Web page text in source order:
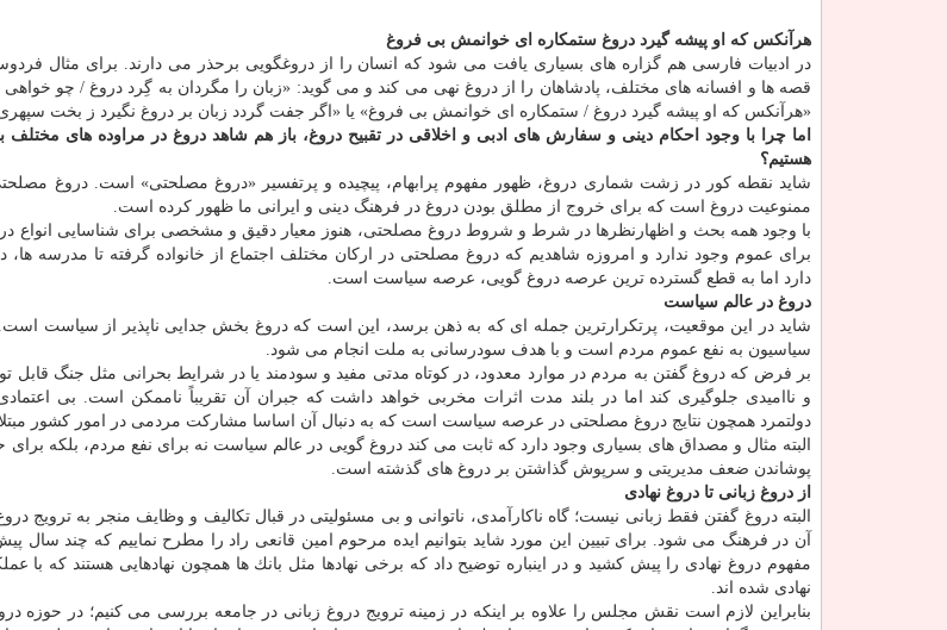
هرآنكس كه او پیشه گیرد دروغ ستمكاره ای خوانمش بی فروغ
در ادبیات فارسی هم گزاره های بسیاری یافت می شود كه انسان را از دروغگویی برحذر می دارند. برای مثال
قصه ها و افسانه های مختلف، پادشاهان را از دروغ نهی می كند و می گوید: «زبان را مگردان به گِرد دروغ / چو خواهی
«هرآنكس كه او پیشه گیرد دروغ / ستمكاره ای خوانمش بی فروغ» یا «اگر جفت گردد زبان بر دروغ نگیرد ز بخت
اما چرا با وجود احكام دینی و سفارش های ادبی و اخلاقی در تقبیح دروغ، باز هم شاهد دروغ در مراوده های
هستیم؟
شاید نقطه كور در زشت شماری دروغ، ظهور مفهوم پرابهام، پیچیده و پرتفسیر «دروغ مصلحتی» است. دروغ
ممنوعیت دروغ است كه برای خروج از مطلق بودن دروغ در فرهنگ دینی و ایرانی ما ظهور كرده است.
برای عموم وجود ندارد و امروزه شاهدیم كه دروغ مصلحتی در اركان مختلف اجتماع از خانواده گرفته تا مدرسه ها،
دارد اما به قطع گسترده ترین عرصه دروغ گویی، عرصه سیاست است.
دروغ در عالم سیاست
شاید در این موقعیت، پرتكرارترین جمله ای كه به ذهن برسد، این است كه دروغ بخش جدایی ناپذیر از سیاست است.
سیاسیون به نفع عموم مردم است و با هدف سودرسانی به ملت انجام می شود.
بر فرض كه دروغ گفتن به مردم در موارد معدود، در كوتاه مدتی مفید و سودمند یا در شرایط بحرانی مثل جنگ قابل
و ناامیدی جلوگیری كند اما در بلند مدت اثرات مخربی خواهد داشت كه جبران آن تقریباً ناممكن است. بی
دولتمرد همچون نتایج دروغ مصلحتی در عرصه سیاست است كه به دنبال آن اساسا مشاركت مردمی در امور كشور
البته مثال و مصداق های بسیاری وجود دارد كه ثابت می كند دروغ گویی در عالم سیاست نه برای نفع مردم، بلكه
پوشاندن ضعف مدیریتی و سرپوش گذاشتن بر دروغ های گذشته است.
از دروغ زبانی تا دروغ نهادی
البته دروغ گفتن فقط زبانی نیست؛ گاه ناكارآمدی، ناتوانی و بی مسئولیتی در قبال تكالیف و وظایف منجر به ترویج
آن در فرهنگ می شود. برای تبیین این مورد شاید بتوانیم ایده مرحوم امین قانعی راد را مطرح نماییم كه چند سال
مفهوم دروغ نهادی را پیش كشید و در اینباره توضیح داد كه برخی نهادها مثل بانك ها همچون نهادهایی هستند كه با
نهادی شده اند.
بنابراین لازم است نقش مجلس را علاوه بر اینكه در زمینه ترویج دروغ زبانی در جامعه بررسی می كنیم؛ در حوزه